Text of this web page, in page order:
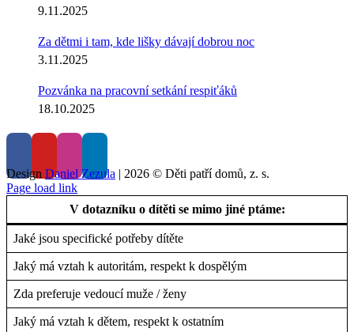
9.11.2025
Za dětmi i tam, kde lišky dávají dobrou noc
3.11.2025
Pozvánka na pracovní setkání respiťáků
18.10.2025
Design Daniel Zezula | 2026 © Děti patří domů, z. s.
Page load link
V dotazníku o dítěti se mimo jiné ptáme:
Jaké jsou specifické potřeby dítěte
Jaký má vztah k autoritám, respekt k dospělým
Zda preferuje vedoucí muže / ženy
Jaký má vztah k dětem, respekt k ostatním